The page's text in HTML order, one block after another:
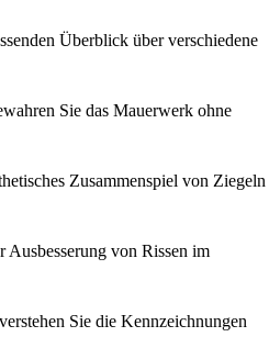
Überblick über verschiedene
Sie das Mauerwerk ohne
Zusammenspiel von Ziegeln
Ausbesserung von Rissen im
Sie die Kennzeichnungen